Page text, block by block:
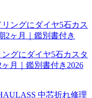
グにダイヤ5石カスタ
月｜鑑別書付き 2026